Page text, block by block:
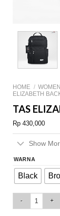
HOME /
ELIZABETH
TAS
Rp 430,000
Show
WARNA
Black